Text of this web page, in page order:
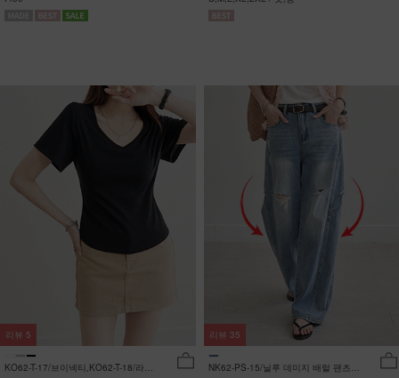
KO62-T-17/브이넥티,KO62-T-18/라운
리뷰 5
NK62-PS-15/닐루 데미지 배럴 팬츠
리뷰 35